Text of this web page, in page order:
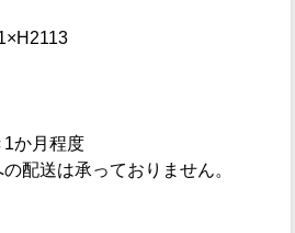
か月程度
配送は承っておりません。